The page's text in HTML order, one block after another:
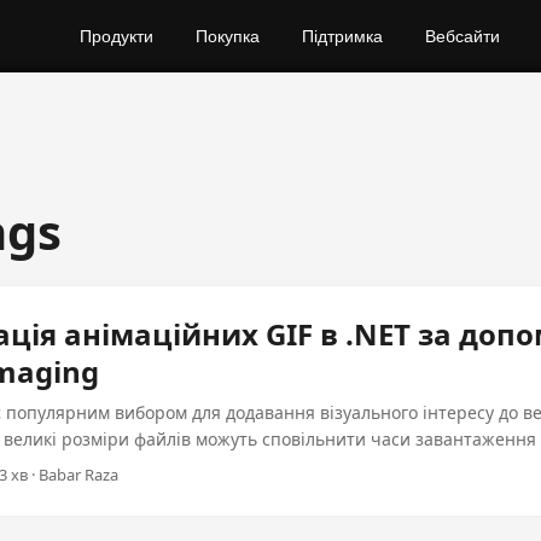
Продукти Покупка Підтримка Вебсайти
анімаційних GIF в .NET за
популярним вибором для додавання візуального інтересу до
великі розміри файлів можуть сповільнити часи завантаження
користувача. Ця стаття буде направляти вас через
ГIF з використанням потужної бібліотеки Aspose.Imaging в C#.
хв · Babar Raza